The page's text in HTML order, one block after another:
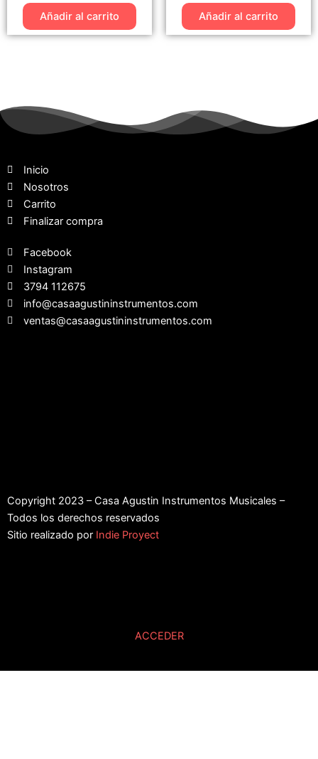
Añadir al carrito Añadir al carrito
Inicio
Nosotros
Carrito
Finalizar compra
Facebook
Instagram
3794 112675
info@casaagustininstrumentos.com
ventas@casaagustininstrumentos.com
Copyright 2023 – Casa Agustin Instrumentos Musicales –
Todos los derechos reservados
Sitio realizado por Indie Proyect
ACCEDER